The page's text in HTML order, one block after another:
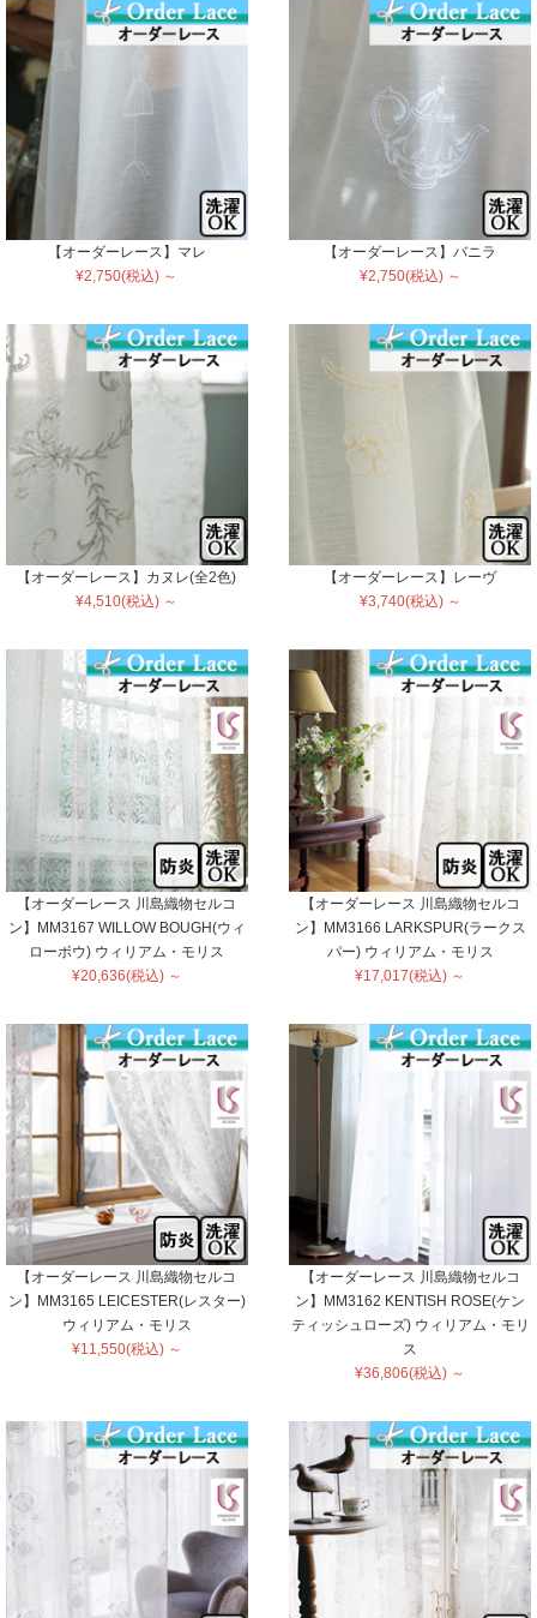
【オーダーレース】マレ
¥2,750(税込) ～
【オーダーレース】バニラ
¥2,750(税込) ～
【オーダーレース】カヌレ(全2色)
¥4,510(税込) ～
【オーダーレース】レーヴ
¥3,740(税込) ～
【オーダーレース 川島織物セルコ
ン】MM3167 WILLOW BOUGH(ウィ
ローボウ) ウィリアム・モリス
¥20,636(税込) ～
【オーダーレース 川島織物セルコ
ン】MM3166 LARKSPUR(ラークス
パー) ウィリアム・モリス
¥17,017(税込) ～
【オーダーレース 川島織物セルコ
ン】MM3165 LEICESTER(レスター)
ウィリアム・モリス
¥11,550(税込) ～
【オーダーレース 川島織物セルコ
ン】MM3162 KENTISH ROSE(ケン
ティッシュローズ) ウィリアム・モリ
ス
¥36,806(税込) ～